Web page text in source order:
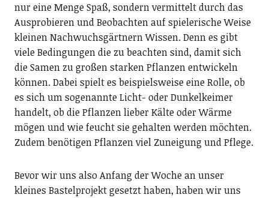
nur eine Menge Spaß, sondern vermittelt durch das
Ausprobieren und Beobachten auf spielerische Weise
kleinen Nachwuchsgärtnern Wissen. Denn es gibt
viele Bedingungen die zu beachten sind, damit sich
die Samen zu großen starken Pflanzen entwickeln
können. Dabei spielt es beispielsweise eine Rolle, ob
es sich um sogenannte Licht- oder Dunkelkeimer
handelt, ob die Pflanzen lieber Kälte oder Wärme
mögen und wie feucht sie gehalten werden möchten.
Zudem benötigen Pflanzen viel Zuneigung und Pflege.
Bevor wir uns also Anfang der Woche an unser
kleines Bastelprojekt gesetzt haben, haben wir uns